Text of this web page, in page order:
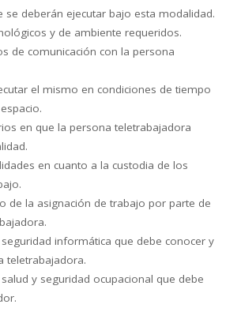
se deberán ejecutar bajo esta modalidad.
y de ambiente requeridos.
de comunicación con la persona
el mismo en condiciones de tiempo
en que la persona teletrabajadora
en cuanto a la custodia de los
de la asignación de trabajo por parte de
informática que debe conocer y
teletrabajadora.
y seguridad ocupacional que debe